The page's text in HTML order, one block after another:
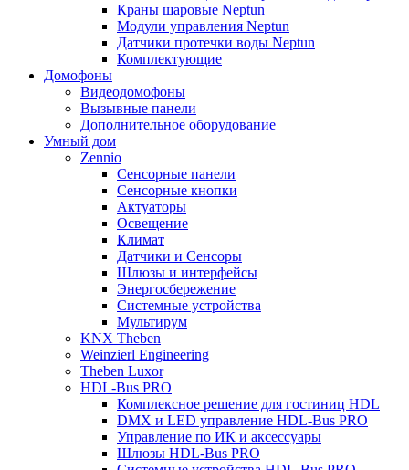
Краны шаровые Neptun
Модули управления Neptun
Датчики протечки воды Neptun
Комплектующие
Домофоны
Видеодомофоны
Вызывные панели
Дополнительное оборудование
Умный дом
Zennio
Сенсорные панели
Сенсорные кнопки
Актуаторы
Освещение
Климат
Датчики и Сенсоры
Шлюзы и интерфейсы
Энергосбережение
Системные устройства
Мультирум
KNX Theben
Weinzierl Engineering
Theben Luxor
HDL-Bus PRO
Комплексное решение для гостиниц HDL
DMX и LED управление HDL-Bus PRO
Управление по ИК и аксессуары
Шлюзы HDL-Bus PRO